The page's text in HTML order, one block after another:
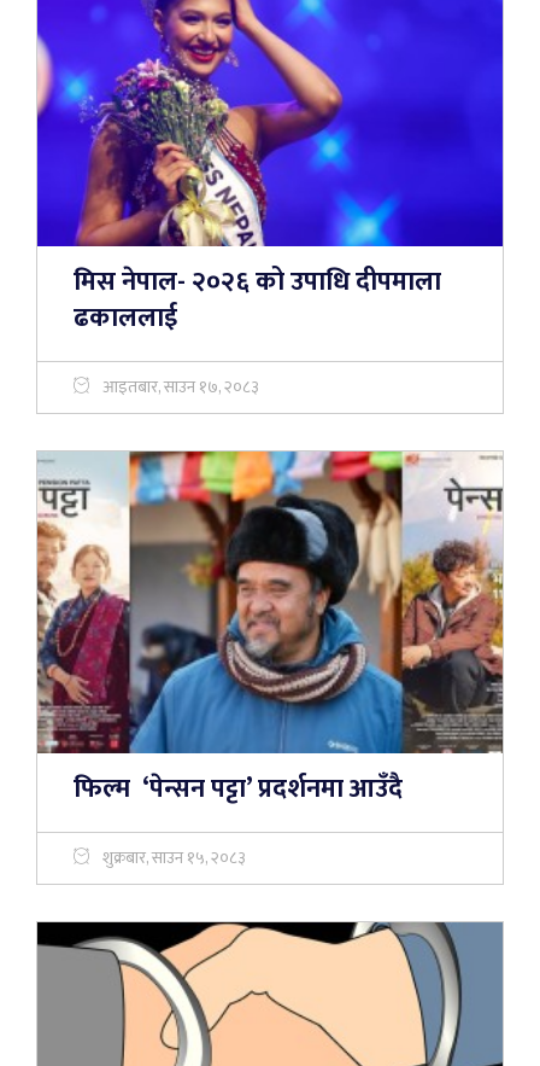
मिस नेपाल- २०२६ को उपाधि दीपमाला
ढकाललाई
आइतबार, साउन १७, २०८३
फिल्म ‘पेन्सन पट्टा’ प्रदर्शनमा आउँदै
शुक्रबार, साउन १५, २०८३